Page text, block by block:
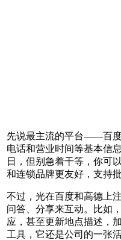
先说最主流的平台——百度
电话和营业时间等基本信
日，但别急着干等，你可
和连锁品牌更友好，支持
不过，光在百度和高德上
问答、分享来互动。比如
应，甚至更新地点描述，
工具，它还是公司的一张